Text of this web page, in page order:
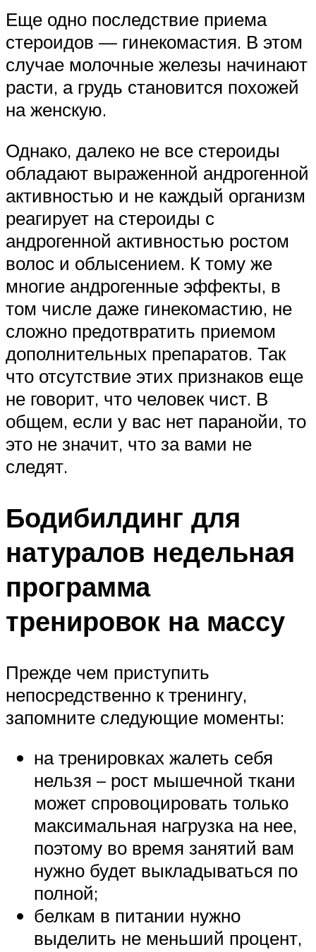
Еще одно последствие приема
стероидов — гинекомастия. В этом
случае молочные железы начинают
расти, а грудь становится похожей
на женскую.
Однако, далеко не все стероиды
обладают выраженной андрогенной
активностью и не каждый организм
реагирует на стероиды с
андрогенной активностью ростом
волос и облысением. К тому же
многие андрогенные эффекты, в
том числе даже гинекомастию, не
сложно предотвратить приемом
дополнительных препаратов. Так
что отсутствие этих признаков еще
не говорит, что человек чист. В
общем, если у вас нет паранойи, то
это не значит, что за вами не
следят.
Бодибилдинг для
натуралов недельная
программа
тренировок на массу
Прежде чем приступить
непосредственно к тренингу,
запомните следующие моменты:
на тренировках жалеть себя
нельзя – рост мышечной ткани
может спровоцировать только
максимальная нагрузка на нее,
поэтому во время занятий вам
нужно будет выкладываться по
полной;
белкам в питании нужно
выделить не меньший процент,